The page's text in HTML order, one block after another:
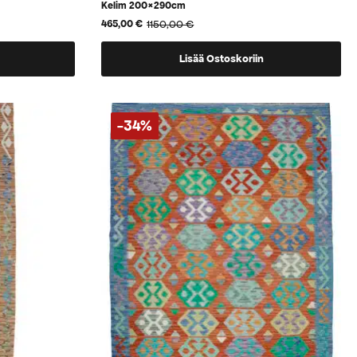
Kelim 200×290cm
1150,00€
Alkuperäinen
hinta
465,00€
Nykyinen
hinta
Lisää Ostoskoriin
-34%